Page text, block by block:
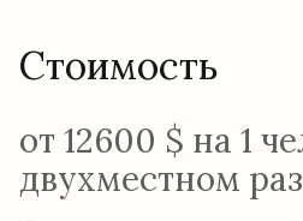
Стоимость
от 12600 $ на 1
двухместном